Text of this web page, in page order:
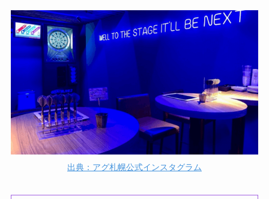
出典：アグ札幌公式インスタグラム